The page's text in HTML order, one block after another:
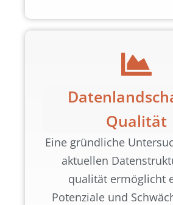
Qualität
Eine gründliche
aktuellen
qualität ermöglicht
Potenziale und